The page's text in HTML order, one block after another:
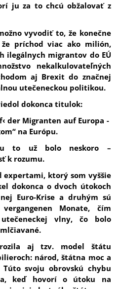
ju za to chcú obžalovať z
vyvodiť to, že konečne
že príchod viac ako milión,
ilegálnych migrantov do EÚ
nekalkulovateľných
aj Brexit do značnej
utečeneckou politikou.
dokonca titulok:
der Migranten auf Europa -
na Európu.
to už bolo neskoro –
k rozumu.
expertami, ktorý som vyššie
dokonca o dvoch útokoch
Euro-Krise a druhým sú
Monate, čím
vlny, čo bolo
aj tzv. model štátu
národ, štátna moc a
svoju obrovskú chybu
keď hovorí o útoku na